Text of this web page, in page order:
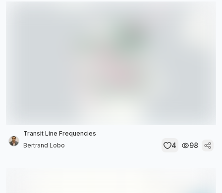
Transit Line Frequencies
Bertrand Lobo
4 98